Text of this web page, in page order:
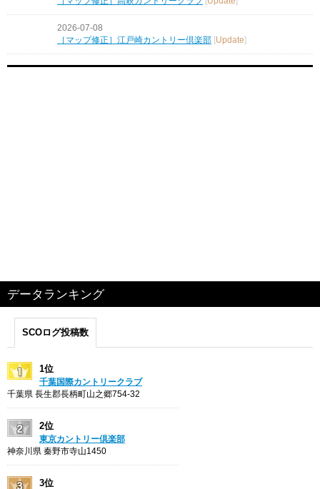
2026-07-08
［マップ修正］江戸崎カントリー倶楽部 Update
データランキング
SCOログ投稿数
1位
千葉国際カントリークラブ
千葉県 長生郡長柄町山之郷754-32
2位
東京カントリー倶楽部
神奈川県 秦野市寺山1450
3位